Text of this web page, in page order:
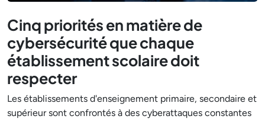
Cinq priorités en matière de
cybersécurité que chaque
établissement scolaire doit
respecter
Les établissements d'enseignement primaire, secondaire et
supérieur sont confrontés à des cyberattaques constantes